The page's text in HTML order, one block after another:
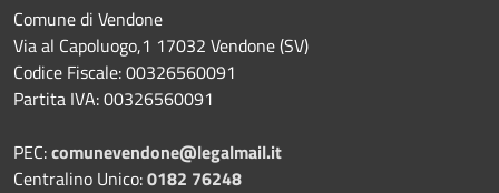
Comune di Vendone
Via al Capoluogo,1 17032 Vendone (SV)
Codice Fiscale: 00326560091
Partita IVA: 00326560091
PEC:comunevendone@legalmail.it
Centralino Unico:0182 76248